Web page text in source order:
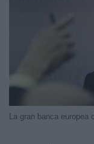
La gran banca